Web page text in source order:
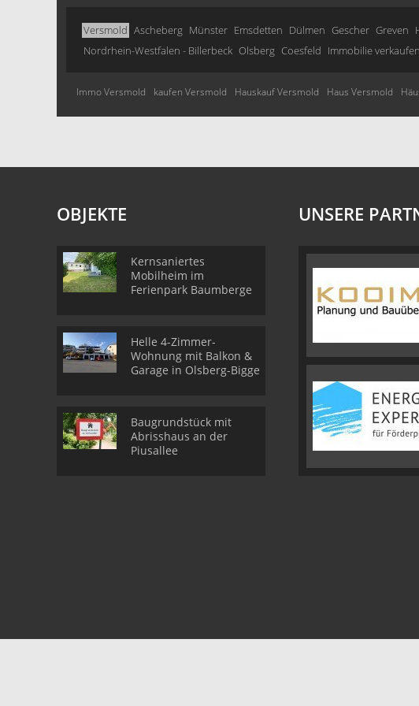
Versmold Ascheberg Münster Emsdetten Dülmen Gescher Greven
Nordrhein-Westfalen - Billerbeck Olsberg Coesfeld Immobilie verkaufen
Immo Versmold kaufen Versmold Hauskauf Versmold Haus Versmold
OBJEKTE
Kernsaniertes
Mobilheim im
Ferienpark Baumberge
Helle 4-Zimmer-
Wohnung mit Balkon &
Garage in Olsberg-Bigge
Baugrundstück mit
Abrisshaus an der
Piusallee
UNSERE